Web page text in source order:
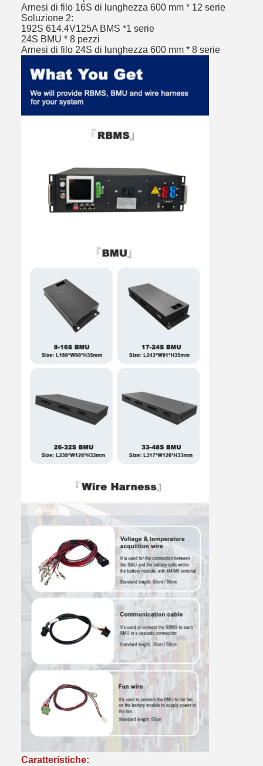
Arnesi di filo 16S di lunghezza 600 mm * 12 serie
Soluzione 2:
192S 614.4V125A BMS *1 serie
24S BMU * 8 pezzi
Arnesi di filo 24S di lunghezza 600 mm * 8 serie
Caratteristiche: